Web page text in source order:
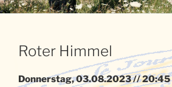
Roter Himmel
Donnerstag, 03.08.2023 // 20:45